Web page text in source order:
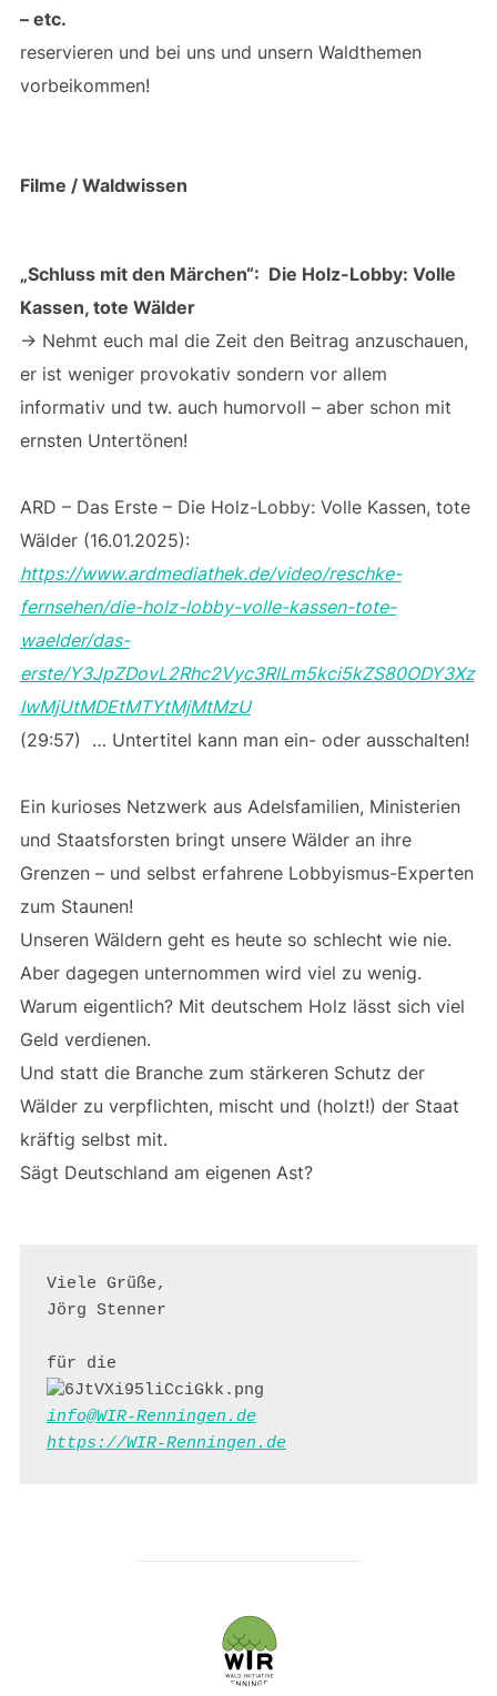
– etc.
reservieren und bei uns und unsern Waldthemen
vorbeikommen!
Filme / Waldwissen
„Schluss mit den Märchen“: Die Holz-Lobby: Volle
Kassen, tote Wälder
-> Nehmt euch mal die Zeit den Beitrag anzuschauen,
er ist weniger provokativ sondern vor allem
informativ und tw. auch humorvoll – aber schon mit
ernsten Untertönen!
ARD – Das Erste – Die Holz-Lobby: Volle Kassen, tote
Wälder (16.01.2025):
https://www.ardmediathek.de/video/reschke-
fernsehen/die-holz-lobby-volle-kassen-tote-
waelder/das-
erste/Y3JpZDovL2Rhc2Vyc3RlLm5kci5kZS80ODY3Xz
IwMjUtMDEtMTYtMjMtMzU
(29:57) … Untertitel kann man ein- oder ausschalten!
Ein kurioses Netzwerk aus Adelsfamilien, Ministerien
und Staatsforsten bringt unsere Wälder an ihre
Grenzen – und selbst erfahrene Lobbyismus-Experten
zum Staunen!
Unseren Wäldern geht es heute so schlecht wie nie.
Aber dagegen unternommen wird viel zu wenig.
Warum eigentlich? Mit deutschem Holz lässt sich viel
Geld verdienen.
Und statt die Branche zum stärkeren Schutz der
Wälder zu verpflichten, mischt und (holzt!) der Staat
kräftig selbst mit.
Sägt Deutschland am eigenen Ast?
Viele Grüße,
Jörg Stenner
info@WIR-Renningen.de
https://WIR-Renningen.de
BEITRAGSAUTOR